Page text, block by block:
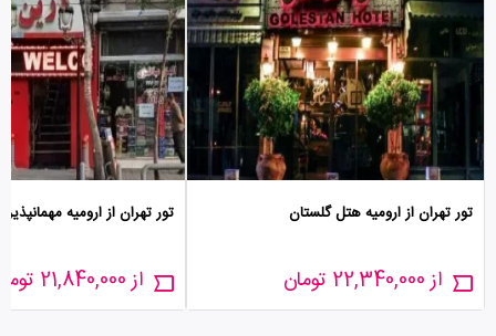
تور تهران از ارومیه هتل گلستان
از 22,340,000 تومان
تور تهران از ارومیه مهمانپذیر
از 21,840,000 تومان